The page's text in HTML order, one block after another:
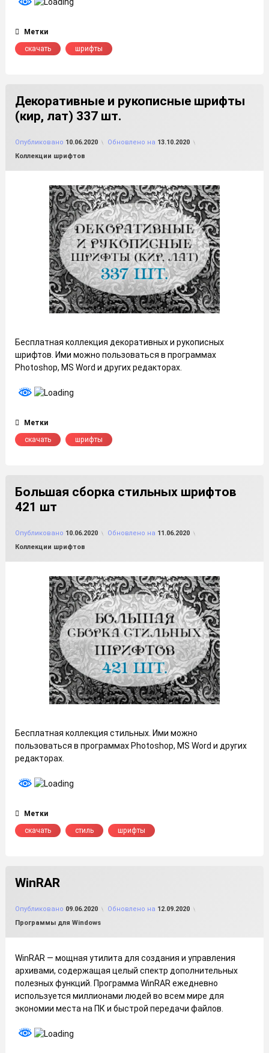
Метки
скачать
шрифты
Декоративные и рукописные шрифты
(кир, лат) 337 шт.
Опубликовано 10.06.2020 Обновлено на 13.10.2020
Рубрики:
Коллекции шрифтов
Бесплатная коллекция декоративных и рукописных
шрифтов. Ими можно пользоваться в программах
Photoshop, MS Word и других редакторах.
Метки
скачать
шрифты
Большая сборка стильных шрифтов
421 шт
Опубликовано 10.06.2020 Обновлено на 11.06.2020
Рубрики:
Коллекции шрифтов
Бесплатная коллекция стильных. Ими можно
пользоваться в программах Photoshop, MS Word и других
редакторах.
Метки
скачать
стиль шрифты
WinRAR
Опубликовано 09.06.2020 Обновлено на 12.09.2020
Рубрики:
Программы для Windows
WinRAR — мощная утилита для создания и управления
архивами, содержащая целый спектр дополнительных
полезных функций. Программа WinRAR ежедневно
используется миллионами людей во всем мире для
экономии места на ПК и быстрой передачи файлов.